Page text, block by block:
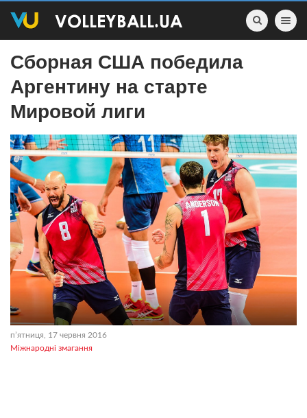
Toggle
Сборная США победила
Аргентину на старте
Мировой лиги
пʼятниця, 17 червня 2016
Міжнародні змагання